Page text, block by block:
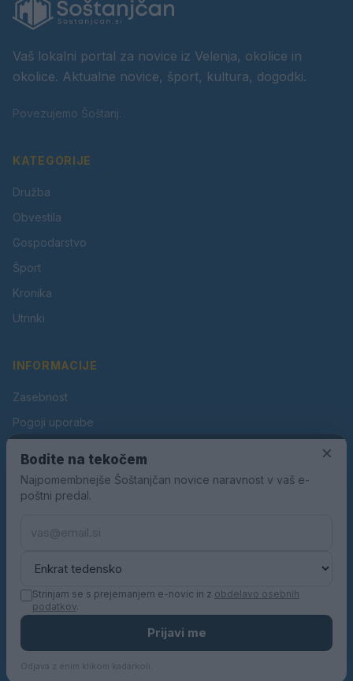
Vaš lokalni portal za novice iz Velenja, okolice in
okolice. Aktualne novice, šport, kultura, dogodki.
Povezujemo Šoštanj.
KATEGORIJE
Družba
Obvestila
Gospodarstvo
Šport
Kronika
Utrinki
INFORMACIJE
Zasebnost
Pogoji uporabe
Oglaševanje
Kontakt
KN MEDIA d.o.o.
×
Bodite na tekočem
Najpomembnejše Šoštanjčan novice naravnost v vaš e-
poštni predal.
Strinjam se s prejemanjem e-novic in z obdelavo osebnih
podatkov.
Prijavi me
Odjava z enim klikom kadarkoli.